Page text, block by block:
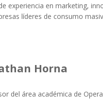
experiencia en marketing,
líderes de consumo
Horna
del área académica de